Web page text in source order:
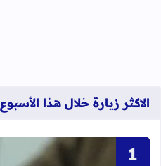
الاكثر زيارة خلال هذا الأسبوع